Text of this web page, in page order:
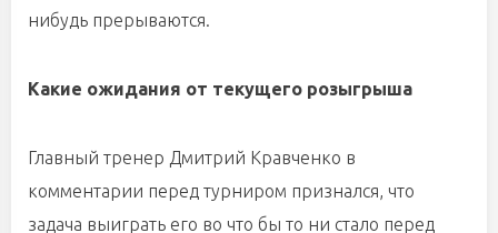
нибудь прерываются.
Какие ожидания от текущего розыгрыша
Главный тренер Дмитрий Кравченко в
комментарии перед турниром признался, что
задача выиграть его во что бы то ни стало перед